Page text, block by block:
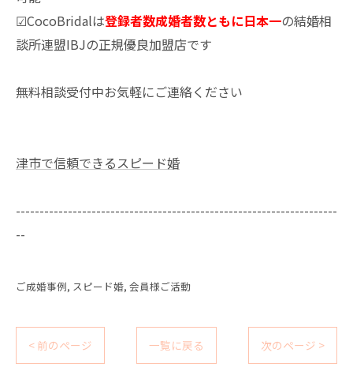
☑CocoBridalは登録者数成婚者数ともに日本一の結婚相
談所連盟IBJの正規優良加盟店です
無料相談受付中お気軽にご連絡ください
津市で信頼できるスピード婚
--------------------------------------------------------------------
--
ご成婚事例 スピード婚 会員様ご活動
< 前のページ 一覧に戻る 次のページ >